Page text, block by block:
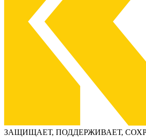
ЗАЩИЩАЕТ, ПОДДЕРЖИВАЕТ,